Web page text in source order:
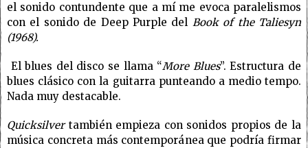
el sonido contundente que a mí me evoca paralelismos
con el sonido de Deep Purple del Book of the Taliesyn
(1968).
El blues del disco se llama “More Blues”. Estructura de
blues clásico con la guitarra punteando a medio tempo.
Nada muy destacable.
Quicksilver también empieza con sonidos propios de la
música concreta más contemporánea que podría firmar